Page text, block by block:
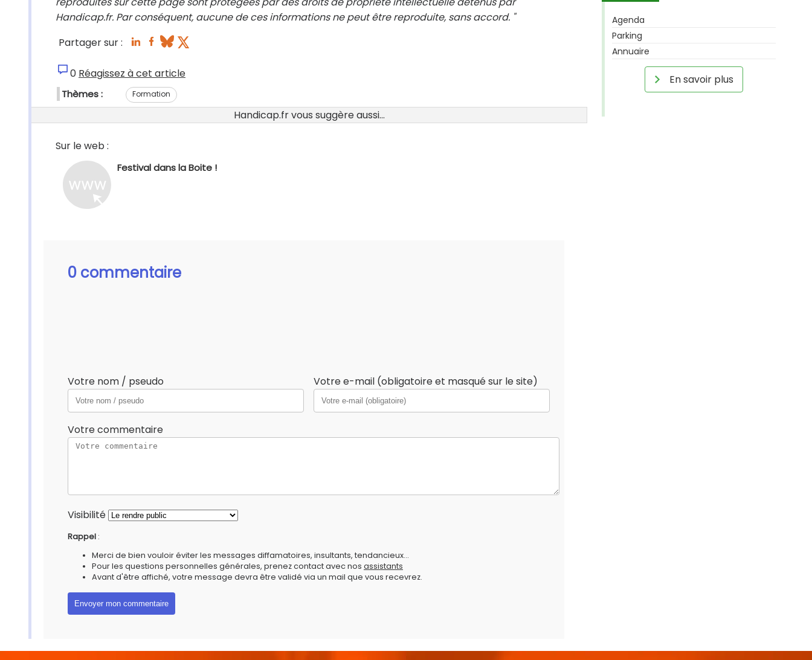
Handicap.fr. Par conséquent, aucune de ces informations ne peut être reproduite, sans accord. "
Partager sur :
0 Réagissez à cet article
Thèmes : Formation
Handicap.fr vous suggère aussi...
Sur le web :
Festival dans la Boite !
0 commentaire
Votre nom / pseudo Votre e-mail (obligatoire et masqué sur le site)
Votre commentaire
Visibilité
Rappel :
Merci de bien vouloir éviter les messages diffamatoires, insultants, tendancieux...
Pour les questions personnelles générales, prenez contact avec nos assistants
Avant d'être affiché, votre message devra être validé via un mail que vous recevrez.
Agenda
Parking
Annuaire
En savoir plus